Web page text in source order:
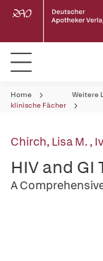
Home Weitere
klinische Fächer
Chirch, Lisa M.,
HIV and
A